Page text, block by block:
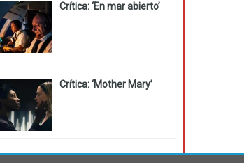
Crítica: ‘En mar abierto’
Crítica: ‘Mother Mary’